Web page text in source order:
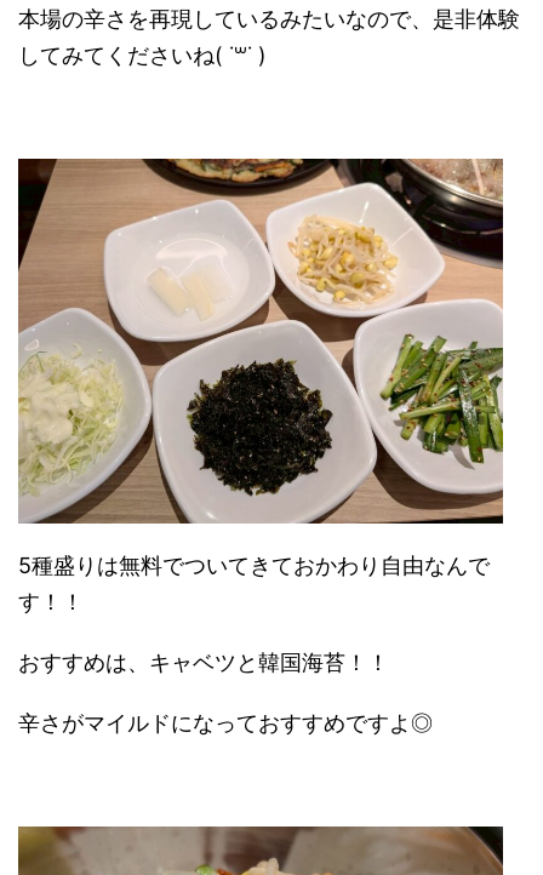
本場の辛さを再現しているみたいなので、是非体験
してみてくださいね( ˙꒳​˙ )
5種盛りは無料でついてきておかわり自由なんで
す！！
おすすめは、キャベツと韓国海苔！！
辛さがマイルドになっておすすめですよ◎